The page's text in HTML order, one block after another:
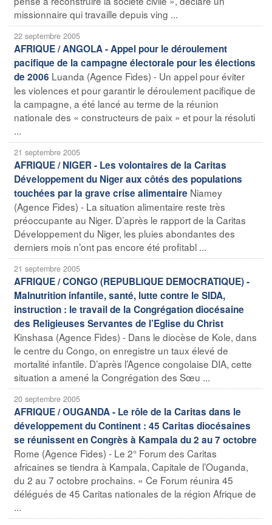
missionnaire qui travaille depuis ving ...
22 septembre 2005
AFRIQUE / ANGOLA - Appel pour le déroulement
pacifique de la campagne électorale pour les élections
de 2006 Luanda (Agence Fides) - Un appel pour éviter
les violences et pour garantir le déroulement pacifique de
la campagne, a été lancé au terme de la réunion
nationale des « constructeurs de paix » et pour la résoluti
...
21 septembre 2005
AFRIQUE / NIGER - Les volontaires de la Caritas
Développement du Niger aux côtés des populations
touchées par la grave crise alimentaire Niamey
(Agence Fides) - La situation alimentaire reste très
préoccupante au Niger. D’après le rapport de la Caritas
Développement du Niger, les pluies abondantes des
derniers mois n’ont pas encore été profitabl ...
21 septembre 2005
AFRIQUE / CONGO (REPUBLIQUE DEMOCRATIQUE) -
Malnutrition infantile, santé, lutte contre le SIDA,
instruction : le travail de la Congrégation diocésaine
des Religieuses Servantes de l’Eglise du Christ
Kinshasa (Agence Fides) - Dans le diocèse de Kole, dans
le centre du Congo, on enregistre un taux élevé de
mortalité infantile. D’après l’Agence congolaise DIA, cette
situation a amené la Congrégation des Sœu ...
20 septembre 2005
AFRIQUE / OUGANDA - Le rôle de la Caritas dans le
développement du Continent : 45 Caritas diocésaines
se réunissent en Congrès à Kampala du 2 au 7 octobre
Rome (Agence Fides) - Le 2° Forum des Caritas
africaines se tiendra à Kampala, Capitale de l’Ouganda,
du 2 au 7 octobre prochains. « Ce Forum réunira 45
délégués de 45 Caritas nationales de la région Afrique de
...